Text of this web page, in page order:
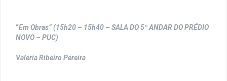
“Em Obras” (15h20 – 15h40 – SALA DO 5º ANDAR DO PRÉDIO
NOVO – PUC)
Valeria Ribeiro Pereira